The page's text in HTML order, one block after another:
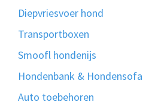
Diepvriesvoer hond
Transportboxen
Smoofl hondenijs
Hondenbank & Hondensofa
Auto toebehoren